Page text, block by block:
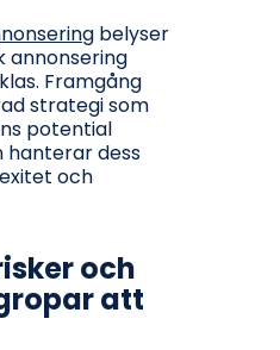
belyser
annonsering
Framgång
strategi som
potential
hanterar dess
och
och
att